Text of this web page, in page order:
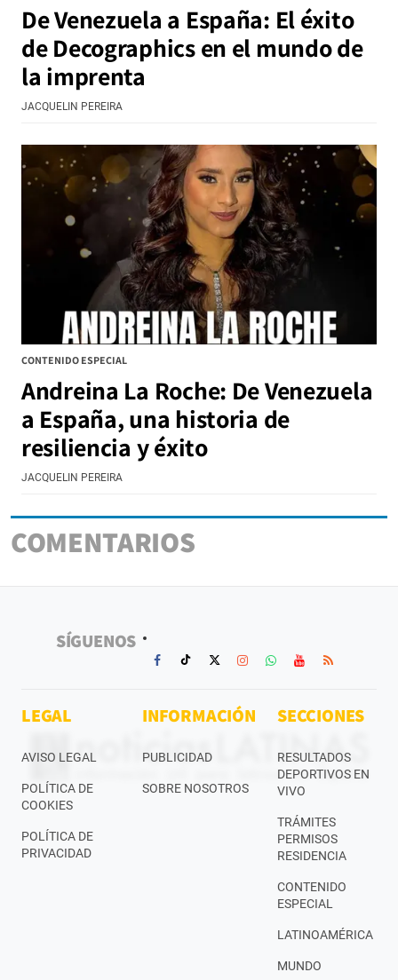
De Venezuela a España: El éxito
de Decographics en el mundo de
la imprenta
JACQUELIN PEREIRA
CONTENIDO ESPECIAL
Andreina La Roche: De Venezuela
a España, una historia de
resiliencia y éxito
JACQUELIN PEREIRA
COMENTARIOS
SÍGUENOS
LEGAL
AVISO LEGAL
POLÍTICA DE
COOKIES
POLÍTICA DE
PRIVACIDAD
INFORMACIÓN
PUBLICIDAD
SOBRE NOSOTROS
SECCIONES
RESULTADOS
DEPORTIVOS EN
VIVO
TRÁMITES
PERMISOS
RESIDENCIA
CONTENIDO
ESPECIAL
LATINOAMÉRICA
MUNDO